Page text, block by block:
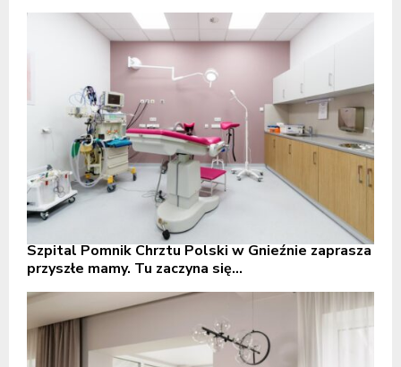
Szpital Pomnik Chrztu Polski w Gnieźnie zaprasza
przyszłe mamy. Tu zaczyna się...